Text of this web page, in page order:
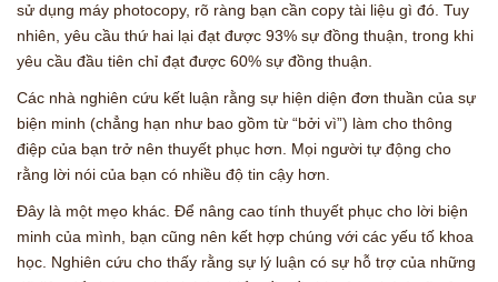
sử dụng máy photocopy, rõ ràng bạn cần copy tài liệu gì đó. Tuy
nhiên, yêu cầu thứ hai lại đạt được 93% sự đồng thuận, trong khi
yêu cầu đầu tiên chỉ đạt được 60% sự đồng thuận.
Các nhà nghiên cứu kết luận rằng sự hiện diện đơn thuần của sự
biện minh (chẳng hạn như bao gồm từ “bởi vì”) làm cho thông
điệp của bạn trở nên thuyết phục hơn. Mọi người tự động cho
rằng lời nói của bạn có nhiều độ tin cậy hơn.
Đây là một mẹo khác. Để nâng cao tính thuyết phục cho lời biện
minh của mình, bạn cũng nên kết hợp chúng với các yếu tố khoa
học. Nghiên cứu cho thấy rằng sự lý luận có sự hỗ trợ của những